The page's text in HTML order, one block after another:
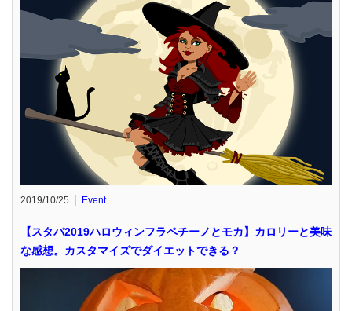
2019/10/25 Event
【スタバ2019ハロウィンフラペチーノとモカ】カロリーと美味
な感想。カスタマイズでダイエットできる？